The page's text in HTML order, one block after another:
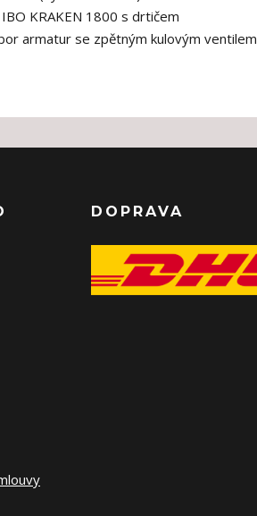
KRAKEN 1800 s drtičem
armatur se zpětným kulovým ventilem
DOPRAVA